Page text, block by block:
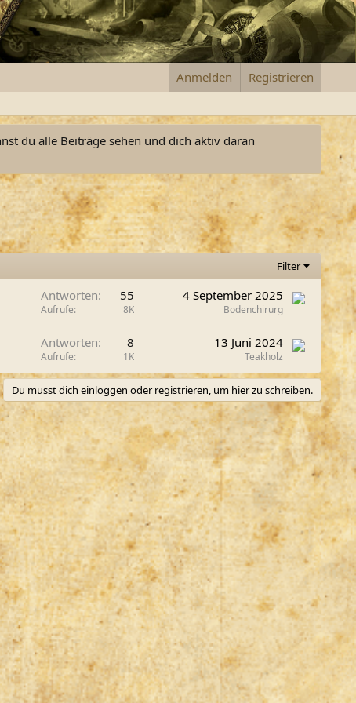
Anmelden Registrieren
du alle Beiträge sehen und dich aktiv daran
Filter
Antworten 55
Aufrufe 8K
4 September 2025
Bodenchirurg
Antworten 8
Aufrufe 1K
13 Juni 2024
Teakholz
Du musst dich einloggen oder registrieren, um hier zu schreiben.